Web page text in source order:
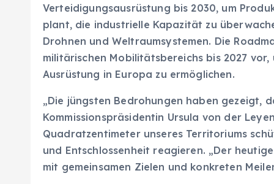
Verteidigungsausrüstung bis 2030, um
plant, die industrielle Kapazität zu
Drohnen und Weltraumsystemen. Die
militärischen Mobilitätsbereichs bis 2027
Ausrüstung in Europa zu ermöglichen.
„Die jüngsten Bedrohungen haben gezeigt,
Kommissionspräsidentin Ursula von der
Quadratzentimeter unseres Territoriums
und Entschlossenheit reagieren. „Der
mit gemeinsamen Zielen und konkreten